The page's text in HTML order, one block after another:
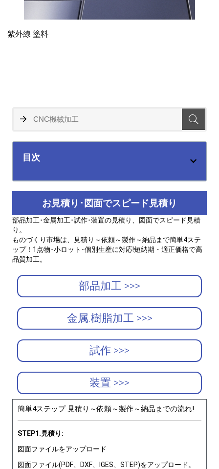
紫外線 塗料
目次
お見積り･図面でスピード見積り
部品加工･金属加工･試作･装置の見積り、図面でスピード見積
り。
ものづくり市場は、見積り～依頼～製作～納品まで簡単4ステ
ップ！1点物･小ロット･個別生産に対応!短納期・適正価格で高
品質加工。
部品加工 >>>
金属.樹脂加工 >>>
試作 >>>
装置 >>>
簡単4ステップ 見積り～依頼～製作～納品までの流れ!
STEP1.見積り:
図面ファイルをアップロード
図面ファイル(PDF、DXF、IGES、STEP)をアップロード。